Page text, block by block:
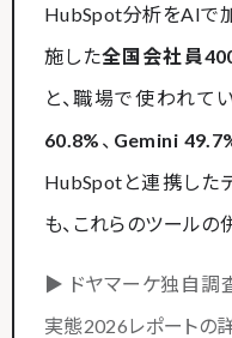
HubSpot分析をAIで
施した全国会社員
と、職場で使われて
60.8% 、 Gemini
HubSpotと連携した
も、これらのツールの
▶ ドヤマーケ独自調
実態2026レポートの